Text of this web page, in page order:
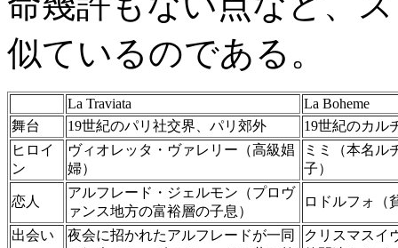
似ているのである。
La Traviata
La Boheme
舞台
19世紀のパリ社交界、パリ郊外
19世紀のカル
ヒロイ
ン
ヴィオレッタ・ヴァレリー（高級娼
婦）
ミミ（本名ル
子）
恋人
アルフレード・ジェルモン（プロヴ
ァンス地方の富裕層の子息）
ロドルフォ（
出会い
夜会に招かれたアルフレードが一同
クリスマスイ